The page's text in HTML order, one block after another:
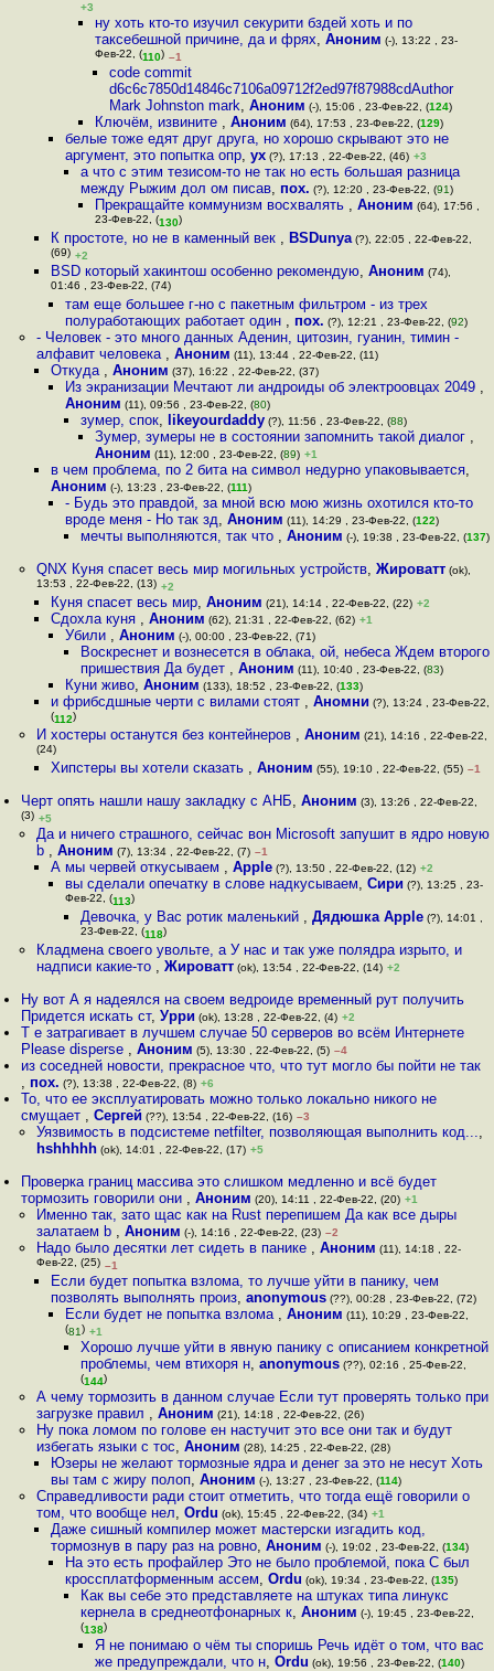
+3
ну хоть кто-то изучил секурити бздей хоть и по
таксебешной причине, да и фрях, Аноним (-), 13:22 , 23-
Фев-22, (110) –1
code commit
d6c6c7850d14846c7106a09712f2ed97f87988cdAuthor
Mark Johnston mark,Аноним (-), 15:06 , 23-Фев-22, (124)
Ключём, извините , Аноним (64), 17:53 , 23-Фев-22, (129)
белые тоже едят друг друга, но хорошо скрывают это не
аргумент, это попытка опр,ух (?), 17:13 , 22-Фев-22, (46) +3
а что с этим тезисом-то не так но есть большая разница
между Рыжим дол ом писав, пох. (?), 12:20 , 23-Фев-22, (91)
Прекращайте коммунизм восхвалять , Аноним (64), 17:56 ,
23-Фев-22, (130)
К простоте, но не в каменный век , BSDunya(?), 22:05 , 22-Фев-22,
(69) +2
BSD который хакинтош особенно рекомендую, Аноним (74),
01:46 , 23-Фев-22, (74)
там еще большее г-но с пакетным фильтром - из трех
полуработающих работает один , пох. (?), 12:21 , 23-Фев-22, (92)
- Человек - это много данных Аденин, цитозин, гуанин, тимин -
алфавит человека , Аноним (11), 13:44 , 22-Фев-22, (11)
Откуда , Аноним (37), 16:22 , 22-Фев-22, (37)
Из экранизации Мечтают ли андроиды об электроовцах 2049 ,
Аноним (11), 09:56 , 23-Фев-22, (80)
зумер, спок, likeyourdaddy(?), 11:56 , 23-Фев-22, (88)
Зумер, зумеры не в состоянии запомнить такой диалог ,
Аноним (11), 12:00 , 23-Фев-22, (89) +1
в чем проблема, по 2 бита на символ недурно упаковывается,
Аноним (-), 13:23 , 23-Фев-22, (111)
- Будь это правдой, за мной всю мою жизнь охотился кто-то
вроде меня - Но так зд,Аноним (11), 14:29 , 23-Фев-22, (122)
мечты выполняются, так что , Аноним (-), 19:38 , 23-Фев-22, (137)
QNX Куня спасет весь мир могильных устройств, Жироватт(ok),
13:53 , 22-Фев-22, (13) +2
Куня спасет весь мир, Аноним (21), 14:14 , 22-Фев-22, (22) +2
Сдохла куня , Аноним (62), 21:31 , 22-Фев-22, (62) +1
Убили ,Аноним (-), 00:00 , 23-Фев-22, (71)
Воскреснет и вознесется в облака, ой, небеса Ждем второго
пришествия Да будет , Аноним (11), 10:40 , 23-Фев-22, (83)
Куни живо,Аноним (133), 18:52 , 23-Фев-22, (133)
и фрибсдшные черти с вилами стоят , Аномни (?), 13:24 , 23-Фев-22,
(112)
И хостеры останутся без контейнеров , Аноним (21), 14:16 , 22-Фев-22,
(24)
Хипстеры вы хотели сказать , Аноним (55), 19:10 , 22-Фев-22, (55) –1
Черт опять нашли нашу закладку с АНБ,Аноним (3), 13:26 , 22-Фев-22,
(3) +5
Да и ничего страшного, сейчас вон Microsoft запушит в ядро новую
b , Аноним (7), 13:34 , 22-Фев-22, (7) –1
А мы червей откусываем , Apple(?), 13:50 , 22-Фев-22, (12) +2
вы сделали опечатку в слове надкусываем,Сири (?), 13:25 , 23-
Фев-22, (113)
Девочка, у Вас ротик маленький , Дядюшка Apple(?), 14:01 ,
23-Фев-22, (118)
Кладмена своего увольте, а У нас и так уже полядра изрыто, и
надписи какие-то , Жироватт(ok), 13:54 , 22-Фев-22, (14) +2
Ну вот А я надеялся на своем ведроиде временный рут получить
Придется искать ст,Урри (ok), 13:28 , 22-Фев-22, (4) +2
Т е затрагивает в лучшем случае 50 серверов во всём Интернете
Please disperse ,Аноним (5), 13:30 , 22-Фев-22, (5) –4
из соседней новости, прекрасное что, что тут могло бы пойти не так
, пох. (?), 13:38 , 22-Фев-22, (8) +6
То, что ее эксплуатировать можно только локально никого не
смущает ,Сергей (??), 13:54 , 22-Фев-22, (16) –3
Уязвимость в подсистеме netfilter, позволяющая выполнить код...,
hshhhhh(ok), 14:01 , 22-Фев-22, (17) +5
Проверка границ массива это слишком медленно и всё будет
тормозить говорили они ,Аноним (20), 14:11 , 22-Фев-22, (20) +1
Именно так, зато щас как на Rust перепишем Да как все дыры
залатаем b , Аноним (-), 14:16 , 22-Фев-22, (23) –2
Надо было десятки лет сидеть в панике , Аноним (11), 14:18 , 22-
Фев-22, (25) –1
Если будет попытка взлома, то лучше уйти в панику, чем
позволять выполнять произ, anonymous(??), 00:28 , 23-Фев-22, (72)
Если будет не попытка взлома ,Аноним (11), 10:29 , 23-Фев-22,
(81) +1
Хорошо лучше уйти в явную панику с описанием конкретной
проблемы, чем втихоря н, anonymous(??), 02:16 , 25-Фев-22,
(144)
А чему тормозить в данном случае Если тут проверять только при
загрузке правил , Аноним (21), 14:18 , 22-Фев-22, (26)
Ну пока ломом по голове ен настучит это все они так и будут
избегать языки с тос, Аноним (28), 14:25 , 22-Фев-22, (28)
Юзеры не желают тормозные ядра и денег за это не несут Хоть
вы там с жиру полоп, Аноним (-), 13:27 , 23-Фев-22, (114)
Справедливости ради стоит отметить, что тогда ещё говорили о
том, что вообще нел, Ordu (ok), 15:45 , 22-Фев-22, (34) +1
Даже сишный компилер может мастерски изгадить код,
тормознув в пару раз на ровно, Аноним (-), 19:02 , 23-Фев-22, (134)
На это есть профайлер Это не было проблемой, пока C был
кроссплатформенным ассем,Ordu (ok), 19:34 , 23-Фев-22, (135)
Как вы себе это представляете на штуках типа линукс
кернела в среднеотфонарных к, Аноним (-), 19:45 , 23-Фев-22,
(138)
Я не понимаю о чём ты споришь Речь идёт о том, что вас
же предупреждали, что н, Ordu (ok), 19:56 , 23-Фев-22, (140)